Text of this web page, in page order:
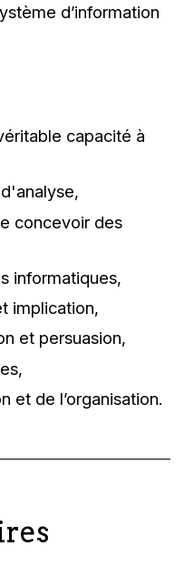
d’information
capacité à
concevoir des
informatiques,
implication,
et persuasion,
et de l’organisation.